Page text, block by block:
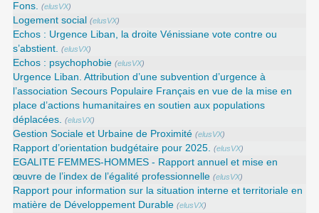
Fons. (elusVX)
Logement social (elusVX)
Echos : Urgence Liban, la droite Vénissiane vote contre ou
s’abstient. (elusVX)
Echos : psychophobie (elusVX)
Urgence Liban. Attribution d’une subvention d’urgence à
l’association Secours Populaire Français en vue de la mise en
place d’actions humanitaires en soutien aux populations
déplacées. (elusVX)
Gestion Sociale et Urbaine de Proximité (elusVX)
Rapport d’orientation budgétaire pour 2025. (elusVX)
EGALITE FEMMES-HOMMES - Rapport annuel et mise en
œuvre de l’index de l’égalité professionnelle (elusVX)
Rapport pour information sur la situation interne et territoriale en
matière de Développement Durable (elusVX)